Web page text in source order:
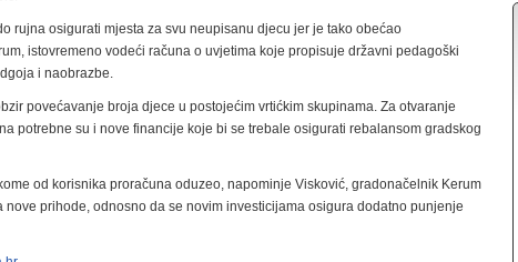
rujna osigurati mjesta za svu neupisanu djecu jer je tako obećao
istovremeno vodeći računa o uvjetima koje propisuje državni pedagoški
i naobrazbe.
povećavanje broja djece u postojećim vrtićkim skupinama. Za otvaranje
potrebne su i nove financije koje bi se trebale osigurati rebalansom gradskog
od korisnika proračuna oduzeo, napominje Visković, gradonačelnik Kerum
nove prihode, odnosno da se novim investicijama osigura dodatno punjenje